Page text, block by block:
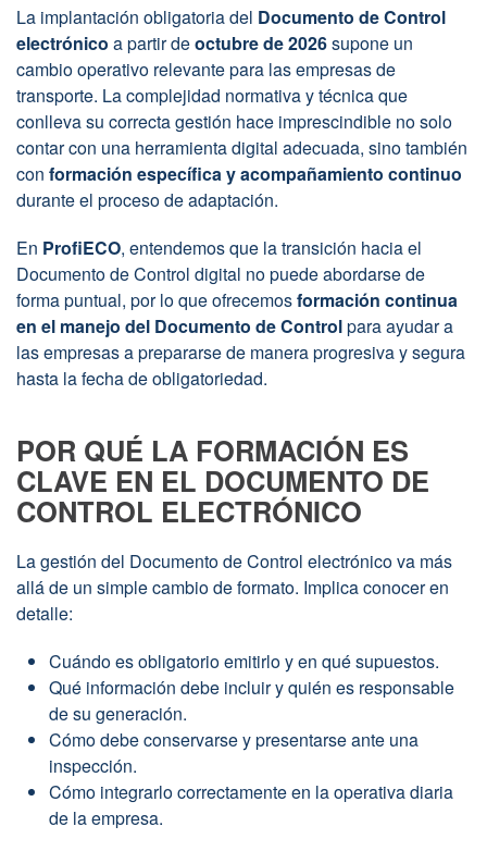
en
de
Control:
cómo
prepararse
la
obligatoriedad
de
2026
La implantación obligatoria del Documento de Control
electrónico a partir deoctubre de 2026supone un
cambio operativo relevante para las empresas de
transporte. La complejidad normativa y técnica que
conlleva su correcta gestión hace imprescindible no solo
contar con una herramienta digital adecuada, sino también
con formación específica y acompañamiento continuo
durante el proceso de adaptación.
En ProfiECO, entendemos que la transición hacia el
Documento de Control digital no puede abordarse de
forma puntual, por lo que ofrecemosformación continua
en el manejo del Documento de Controlpara ayudar a
las empresas a prepararse de manera progresiva y segura
hasta la fecha de obligatoriedad.
POR QUÉ LA FORMACIÓN ES
CLAVE EN EL DOCUMENTO DE
CONTROL ELECTRÓNICO
La gestión del Documento de Control electrónico va más
allá de un simple cambio de formato. Implica conocer en
detalle:
Cuándo es obligatorio emitirlo y en qué supuestos.
Qué información debe incluir y quién es responsable
de su generación.
Cómo debe conservarse y presentarse ante una
inspección.
Cómo integrarlo correctamente en la operativa diaria
de la empresa.